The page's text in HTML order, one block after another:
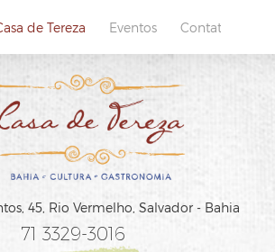
de Tereza Eventos Contatos
45, Rio Vermelho, Salvador - Bahia
71 3329-3016